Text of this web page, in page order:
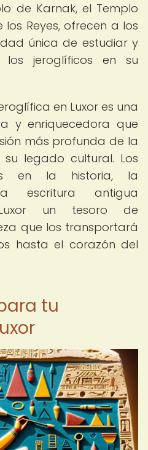
de Karnak, el Templo
Reyes, ofrecen a los
única de estudiar y
jeroglíficos en su
en Luxor es una
y enriquecedora que
más profunda de la
legado cultural. Los
en la historia, la
escritura antigua
un tesoro de
que los transportará
hasta el corazón del
tu